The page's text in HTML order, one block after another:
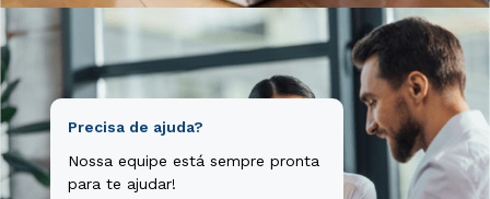
Precisa de ajuda?
Nossa equipe está sempre pronta
para te ajudar!